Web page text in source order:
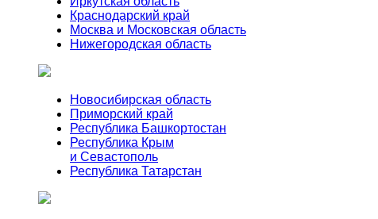
Краснодарский край
Москва и Московская область
Нижегородская область
Новосибирская область
Приморский край
Республика Башкортостан
Республика Крым
и Севастополь
Республика Татарстан